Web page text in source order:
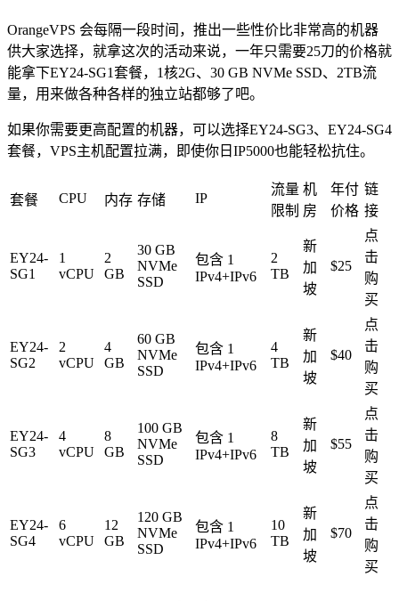
OrangeVPS 会每隔一段时间，推出一些性价比非常高的机器
供大家选择，就拿这次的活动来说，一年只需要25刀的价格就
能拿下EY24-SG1套餐，1核2G、30 GB NVMe SSD、2TB流
量，用来做各种各样的独立站都够了吧。
如果你需要更高配置的机器，可以选择EY24-SG3、EY24-SG4
套餐，VPS主机配置拉满，即使你日IP5000也能轻松抗住。
套餐 CPU 内存 存储 IP
流量
限制
机
房
年付
价格
链
接
EY24-
SG1
1
vCPU
2
GB
30 GB
NVMe
SSD
包含 1
IPv4+IPv6
2
TB
新
加
坡
$25
点
击
购
买
EY24-
SG2
2
vCPU
4
GB
60 GB
NVMe
SSD
包含 1
IPv4+IPv6
4
TB
新
加
坡
$40
点
击
购
买
EY24-
SG3
4
vCPU
8
GB
100 GB
NVMe
SSD
包含 1
IPv4+IPv6
8
TB
新
加
坡
$55
点
击
购
买
EY24-
SG4
6
vCPU
12
GB
120 GB
NVMe
SSD
包含 1
IPv4+IPv6
10
TB
新
加
坡
$70
点
击
购
买